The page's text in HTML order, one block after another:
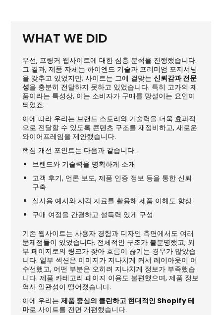
WHAT WE DID
우선, 프링커 웹사이트에 대한 심층 분석을 진행했습니다.
그 결과, 제품 자체는 하이엔드 기술과 프리미엄 포지셔닝
을 갖추고 있었지만, 사이트는 그에 걸맞는 신뢰감과 전문
성을 충분히 전달하지 못하고 있었습니다. 특히 고가의 제
품이라는 특성상, 이는 소비자가 구매를 망설이는 요인이
되었죠.
이에 따라 우리는 브랜드 스토리와 기술력을 더욱 효과적
으로 전달할 수 있도록 콘텐츠 구조를 재정비하고, 새로운
와이어프레임을 제안했습니다.
핵심 개선 포인트는 다음과 같습니다.
브랜드와 기술력을 명확하게 소개
고객 후기, 언론 보도, 제품 인증 정보 등을 통한 신뢰
구축
실사용 예시와 시각 자료를 활용해 제품 이해도 향상
구매 여정을 간결하고 설득력 있게 구성
기존 웹사이트는 사용자 경험과 디자인 측면에서도 여러
문제점들이 있었습니다. 전체적인 구조가 불분명했고, 외
부 페이지로의 링크가 잦아 흐름이 끊기는 경우가 많았습
니다. 일부 섹션은 이미지가 지나치게 커서 레이아웃이 어
수선했고, 어떤 부분은 오히려 지나치게 정보가 부족했습
니다. 제품 카테고리 페이지 이용도 불편했으며, 제품 정보
역시 일관성이 떨어졌습니다.
이에 우리는 제품 중심의 클린하고 현대적인 Shopify 테
마로 사이트를 전면 개편했습니다.